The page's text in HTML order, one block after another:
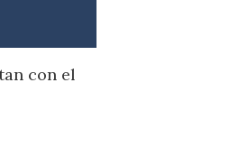
con el